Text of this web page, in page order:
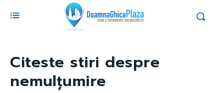
Citeste stiri despre
nemulțumire